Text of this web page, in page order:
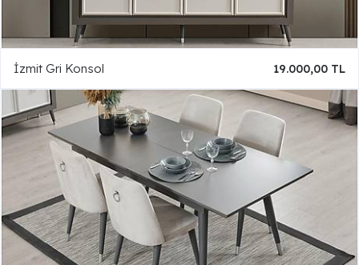
İzmit Gri Konsol 19.000,00 TL